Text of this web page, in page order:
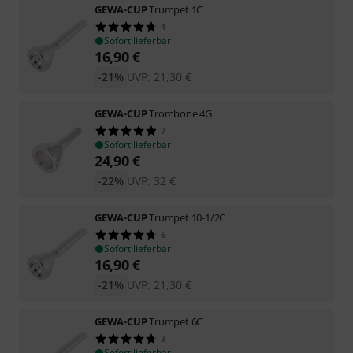
GEWA-CUPTrumpet 1C
4
Sofort lieferbar
16,90€
UVP: 21,30 €
-21%
GEWA-CUPTrombone 4G
7
Sofort lieferbar
24,90€
UVP: 32 €
-22%
GEWA-CUPTrumpet 10-1/2C
6
Sofort lieferbar
16,90€
UVP: 21,30 €
-21%
GEWA-CUPTrumpet 6C
3